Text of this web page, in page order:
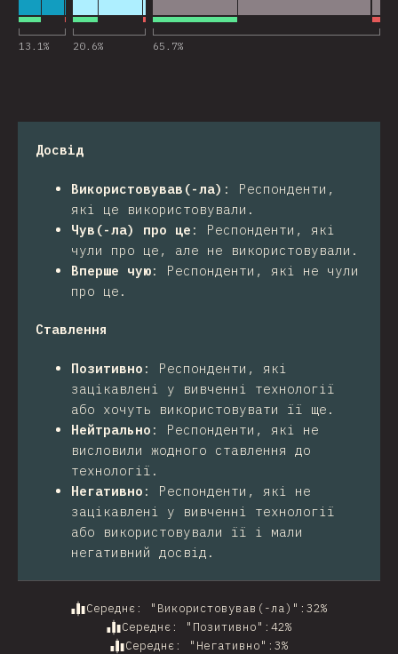
13.1% 20.6% 65.7%
Досвід
Використовував(-ла) : Респонденти,
які це використовували.
Чув(-ла) про це : Респонденти, які
чули про це, але не використовували.
Вперше чую: Респонденти, які не чули
про це.
Ставлення
Позитивно : Респонденти, які
зацікавлені у вивченні технології
або хочуть використовувати її ще.
Нейтрально : Респонденти, які не
висловили жодного ставлення до
технології.
Негативно : Респонденти, які не
зацікавлені у вивченні технології
або використовували її і мали
негативний досвід.
Середнє: "Використовував(-ла)" : 32%
Середнє: "Позитивно" : 42%
Середнє: "Негативно" : 3%